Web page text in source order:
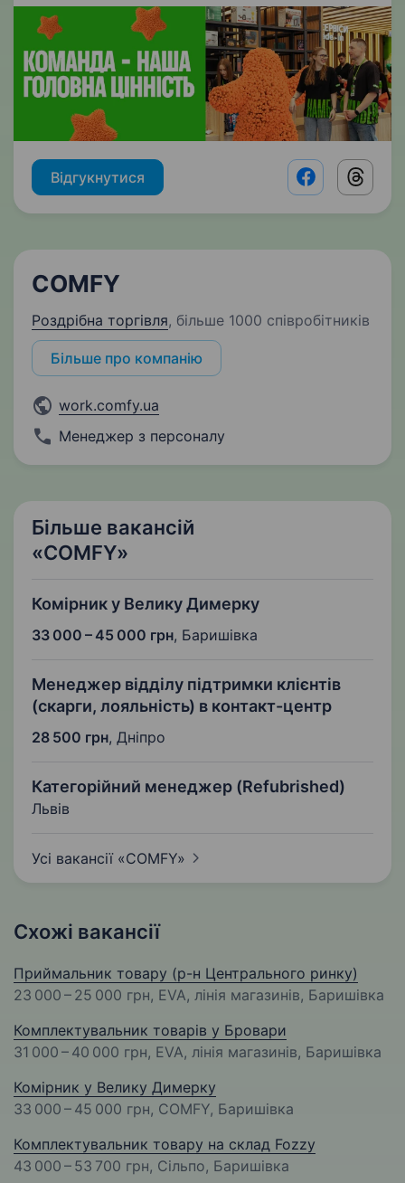
Відгукнутися Facebook
COMFY
Роздрібна торгівля, більше 1000 співробітників
Більше про компанію
work.comfy.ua
Менеджер з персоналу
Більше вакансій
«COMFY»
Комірник у Велику Димерку
33 000 – 45 000 грн, Баришівка
Менеджер відділу підтримки клієнтів
(скарги, лояльність) в контакт-центр
28 500 грн, Дніпро
Категорійний менеджер (Refubrished)
Львів
Усі вакансії «COMFY»
Схожі вакансії
Приймальник товару (р-н Центрального ринку)
23 000 – 25 000 грн, EVA, лінія магазинів, Баришівка
Комплектувальник товарів у Бровари
31 000 – 40 000 грн, EVA, лінія магазинів, Баришівка
Комірник у Велику Димерку
33 000 – 45 000 грн, COMFY, Баришівка
Комплектувальник товару на склад Fozzy
43 000 – 53 700 грн, Сільпо, Баришівка